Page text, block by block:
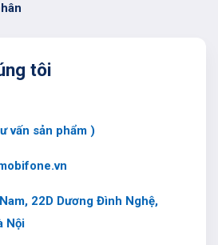
tôi
vấn sản phẩm )
22D Dương Đình Nghệ,
Nội